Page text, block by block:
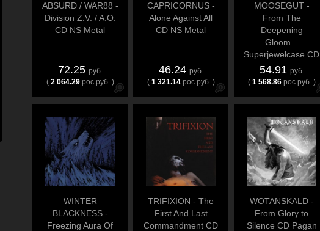
ABSURD / WAR88 -
Division Z.V. / A.O.
CD NS Metal
72.25 руб.
( 2 064.29 рос.руб. )
CAPRICORNUS -
Alone Against All
CD NS Metal
46.24 руб.
( 1 321.14 рос.руб. )
MOOSEGUT -
From The
Deepening
Gloom...
Superjewelcase CD
Heathen Metal
54.91 руб.
( 1 568.86 рос.руб. )
WINTER
BLACKNESS -
Freezing Aura Of
TRIFIXION - The
First And Last
Commandment CD
WOTANSKALD -
From Glory to
Silence CD Pagan